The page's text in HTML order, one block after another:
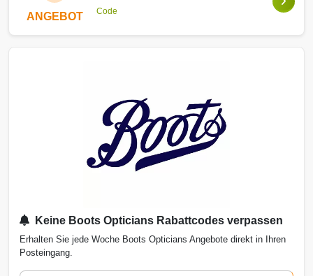
ANGEBOT Code
Keine Boots Opticians Rabattcodes verpassen
Erhalten Sie jede Woche Boots Opticians Angebote direkt in Ihren
Posteingang.